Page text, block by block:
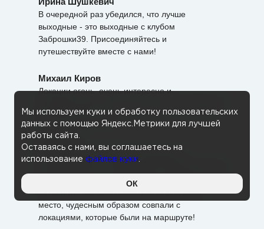
В очередной раз убедился, что лучше
выходные - это выходные с клубом
Заброшки39. Присоединяйтесь и
путешествуйте вместе с нами!
Михаил Киров
Локации огонь, очень интересно и
проведенный день
Супер поездка! Особенно будоражит
особенный восторг охватывает, когда твои
потаённые желания посетить то или иное
место, чудесным образом совпали с
локациями, которые были на маршруте!
Мы используем куки и обработку пользовательских
данных с помощью Яндекс.Метрики для лучшей
работы сайта.
Оставаясь с нами, вы соглашаетесь на
использование файлов куки
ОК